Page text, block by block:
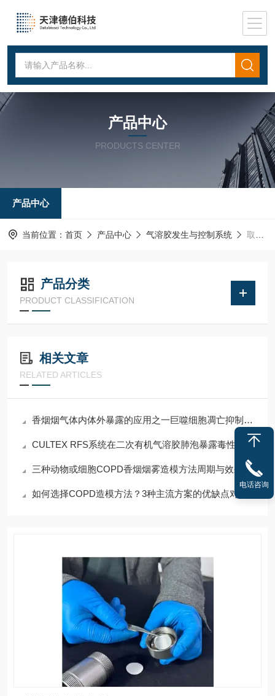
产品中心
PRODUCTS CENTER
产品中心
当前位置： 首页 产品中心 气溶胶发生与控制系统 取样器
产品分类
PRODUCT CLASSIFICATION
相关文章
RELATED ARTICLES
香烟烟气体内体外暴露的应用之一巨噬细胞凋亡抑制因子参与的COPD发病机制
CULTEX RFS系统在二次有机气溶胶肺泡暴露毒性研究中的应用
三种动物或细胞COPD香烟烟雾造模方法周期与效果对比
如何选择COPD造模方法？3种主流方案的优缺点对比与德伯科技解决方案
电话咨询